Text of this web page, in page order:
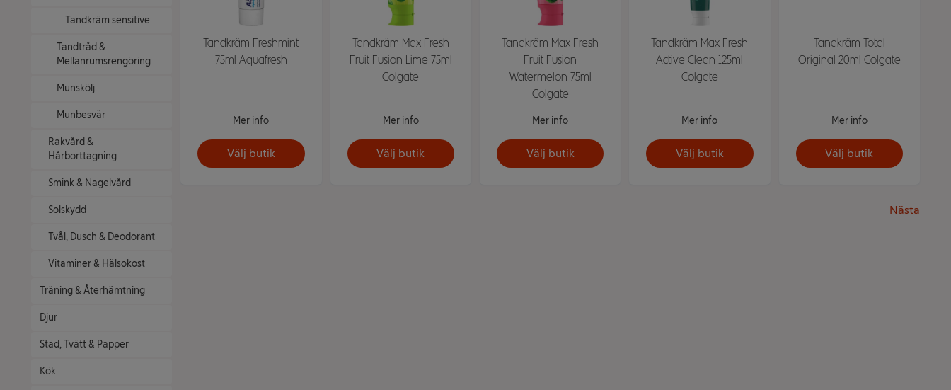
Tandkräm sensitive
Tandtråd &
Mellanrumsrengöring
Munskölj
Munbesvär
Rakvård &
Hårborttagning
Smink & Nagelvård
Solskydd
Tvål, Dusch & Deodorant
Vitaminer & Hälsokost
Träning & Återhämtning
Djur
Städ, Tvätt & Papper
Kök
Tandkräm Freshmint
75ml Aquafresh
Mer info
Välj butik
Tandkräm Max Fresh
Fruit Fusion Lime 75ml
Colgate
Mer info
Välj butik
Tandkräm Max Fresh
Fruit Fusion
Watermelon 75ml
Colgate
Mer info
Välj butik
Tandkräm Max Fresh
Active Clean 125ml
Colgate
Mer info
Välj butik
Tandkräm Total
Original 20ml Colgate
Mer info
Välj butik
Nästa